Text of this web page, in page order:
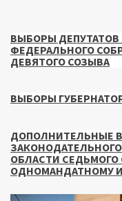
ВЫБОРЫ
ФЕДЕРАЛЬНОГО
ДЕВЯТОГО СОЗЫВА
ВЫБОРЫ
ДОПОЛНИТЕЛЬНЫЕ
ОБЛАСТИ
ОДНОМАНДАТНОМУ